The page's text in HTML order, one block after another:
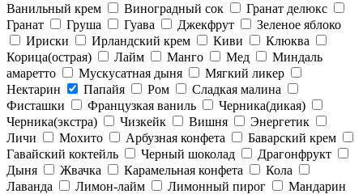
Ванильный крем
Виноградный сок
Гранат делюкс
Гранат
Груша Гуава Джекфрут
Зеленое яблоко
Ириски
Ирландский крем Киви
Клюква
Корица(острая)
Лайм Манго Мед
Миндаль
амаретто
Мускусатная дыня
Мягкий ликер
Нектарин
Папайя Ром
Сладкая малина
Фисташки
Французкая ваниль
Черника(дикая)
Черника(экстра)
Чизкейк Вишня
Энергетик
Личи
Мохито Арбузная конфета
Баварский крем
Гавайский коктейль
Черный шоколад
Драгонфрукт
Дыня
Жвачка Карамельная конфета
Кола
Лаванда
Лимон-лайм Лимонный пирог
Мандарин